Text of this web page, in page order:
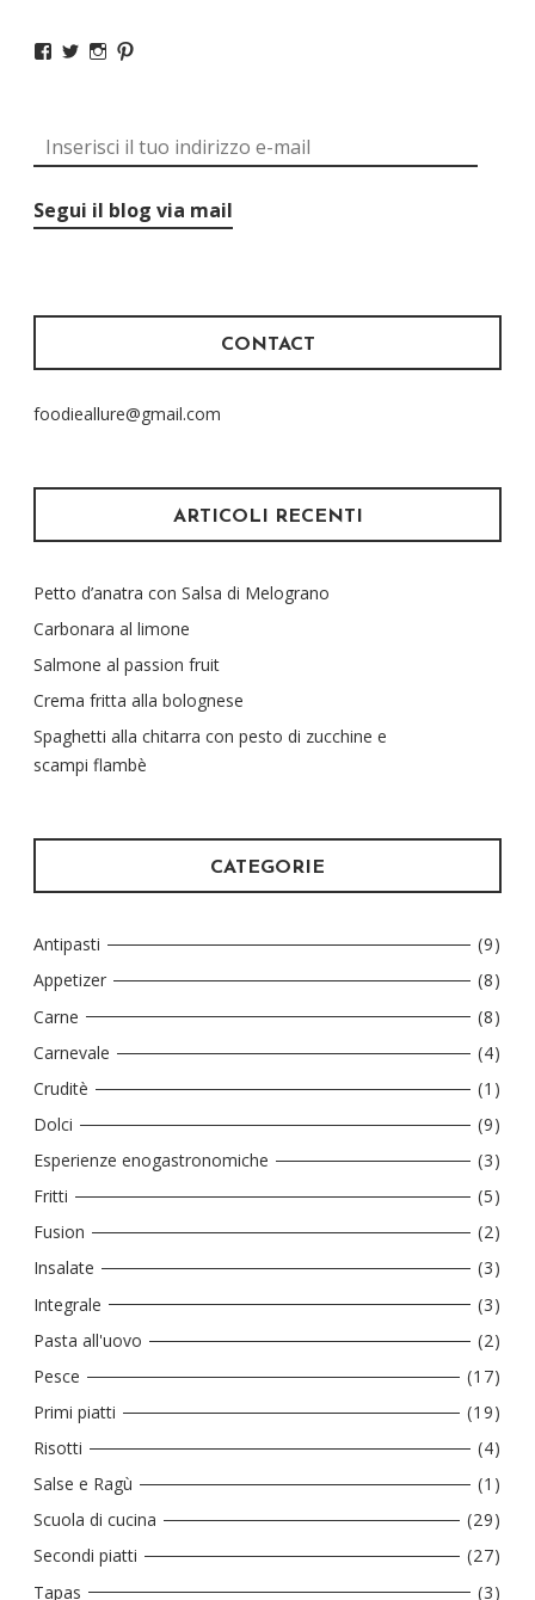
Segui il blog via mail
CONTACT
foodieallure@gmail.com
ARTICOLI RECENTI
Petto d’anatra con Salsa di Melograno
Carbonara al limone
Salmone al passion fruit
Crema fritta alla bolognese
Spaghetti alla chitarra con pesto di zucchine e
scampi flambè
CATEGORIE
Antipasti
(9)
Appetizer
(8)
Carne
(8)
Carnevale
(4)
Cruditè
(1)
Dolci
(9)
Esperienze enogastronomiche
(3)
Fritti
(5)
Fusion
(2)
Insalate
(3)
Integrale
(3)
Pasta all'uovo
(2)
Pesce
(17)
Primi piatti
(19)
Risotti
(4)
Salse e Ragù
(1)
Scuola di cucina
(29)
Secondi piatti
(27)
Tapas
(3)